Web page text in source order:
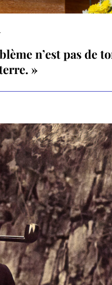
n’est pas de
»